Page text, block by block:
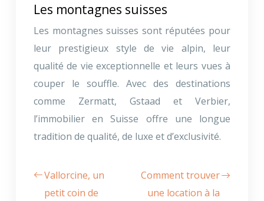
Les montagnes suisses
Les montagnes suisses sont réputées pour
leur prestigieux style de vie alpin, leur
qualité de vie exceptionnelle et leurs vues à
couper le souffle. Avec des destinations
comme Zermatt, Gstaad et Verbier,
l’immobilier en Suisse offre une longue
tradition de qualité, de luxe et d’exclusivité.
Vallorcine, un
petit coin de
Comment trouver
une location à la